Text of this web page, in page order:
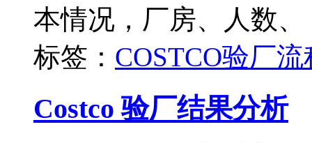
本情况，厂房、人数、
标签： COSTCO验厂流
Costco 验厂结果分析